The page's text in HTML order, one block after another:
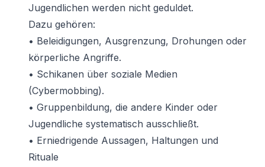
Jugendlichen werden nicht geduldet.
Dazu gehören:
• Beleidigungen, Ausgrenzung, Drohungen oder
körperliche Angriffe.
• Schikanen über soziale Medien
(Cybermobbing).
• Gruppenbildung, die andere Kinder oder
Jugendliche systematisch ausschließt.
• Erniedrigende Aussagen, Haltungen und
Rituale